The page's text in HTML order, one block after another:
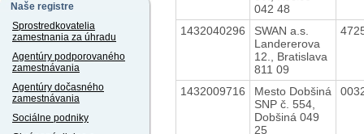
Naše registre
Sprostredkovatelia
zamestnania za úhradu
Agentúry podporovaného
zamestnávania
Agentúry dočasného
zamestnávania
Sociálne podniky
042 48
1432040296
SWAN a.s.
Landererova
12., Bratislava
811 09
1432009716
Mesto Dobšiná
SNP č. 554,
Dobšiná 049
25